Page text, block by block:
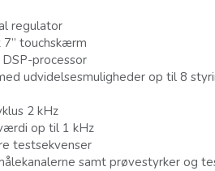
regulator
touchskærm
processor
udvidelsesmuligheder op til 8
2 kHz
op til 1 kHz
testsekvenser
samt prøvestyrker og